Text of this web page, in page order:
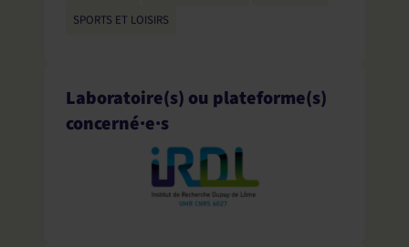
SPORTS ET LOISIRS
Laboratoire(s) ou plateforme(s)
concerné·e·s